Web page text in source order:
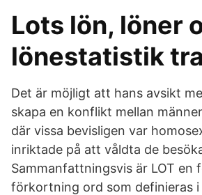
Lots lön, löner
lönestatistik
Det är möjligt att hans avsikt
skapa en konflikt mellan
där vissa bevisligen var
inriktade på att våldta de
Sammanfattningsvis är LOT en
förkortning ord som definieras i